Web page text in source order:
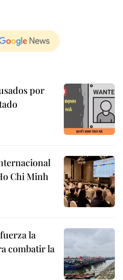
por
Chi Minh
la
combatir la